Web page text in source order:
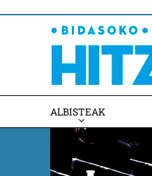
ALBISTEAK